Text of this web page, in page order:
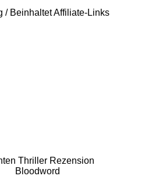
/ Beinhaltet Affiliate-Links
Thriller Rezension
Bloodword